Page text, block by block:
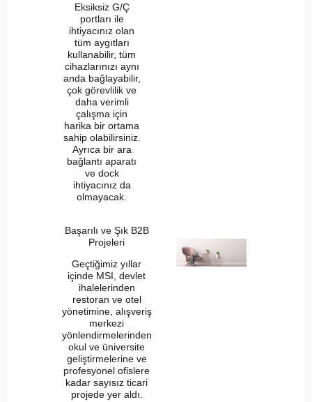
Eksiksiz G/Ç
portları ile
ihtiyacınız olan
tüm aygıtları
kullanabilir, tüm
cihazlarınızı aynı
anda bağlayabilir,
çok görevlilik ve
daha verimli
çalışma için
harika bir ortama
sahip olabilirsiniz.
Ayrıca bir ara
bağlantı aparatı
ve dock
ihtiyacınız da
olmayacak.
Başarılı ve Şık B2B
Projeleri
Geçtiğimiz yıllar
içinde MSI, devlet
ihalelerinden
restoran ve otel
yönetimine, alışveriş
merkezi
yönlendirmelerinden
okul ve üniversite
geliştirmelerine ve
profesyonel ofislere
kadar sayısız ticari
projede yer aldı.